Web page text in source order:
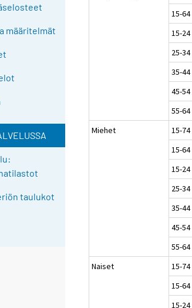
määritelmät
taulukot
15-64
15-24
25-34
35-44
45-54
55-64
Miehet
15-74
15-64
15-24
25-34
35-44
45-54
55-64
Naiset
15-74
15-64
15-24